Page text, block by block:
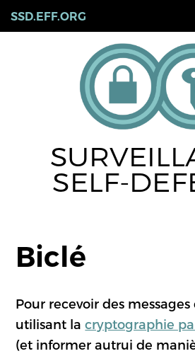
toSSD.EFF.ORG
SELF-
Biclé
Pour recevoir des
utilisant lacryptographie
(et informer autrui de